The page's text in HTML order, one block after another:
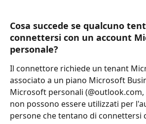
Cosa succede se qualcuno
connettersi con un account
personale?
Il connettore richiede un tenant
associato a un piano Microsoft
Microsoft personali
non possono essere utilizzati per
persone che tentano di connettersi